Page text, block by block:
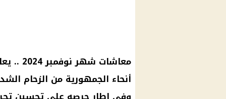
معاشات شهر نوفمبر 2024
..
أنحاء الجمهورية من الزحام